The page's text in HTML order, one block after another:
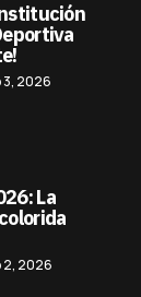
2026
La
2026